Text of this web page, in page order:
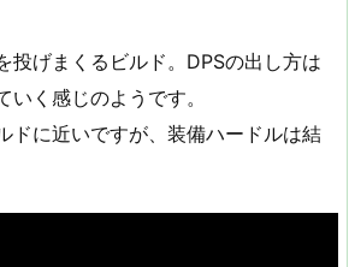
投げまくるビルド。DPSの出し方は
いく感じのようです。
ドに近いですが、装備ハードルは結